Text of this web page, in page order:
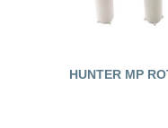
HUNTER MP